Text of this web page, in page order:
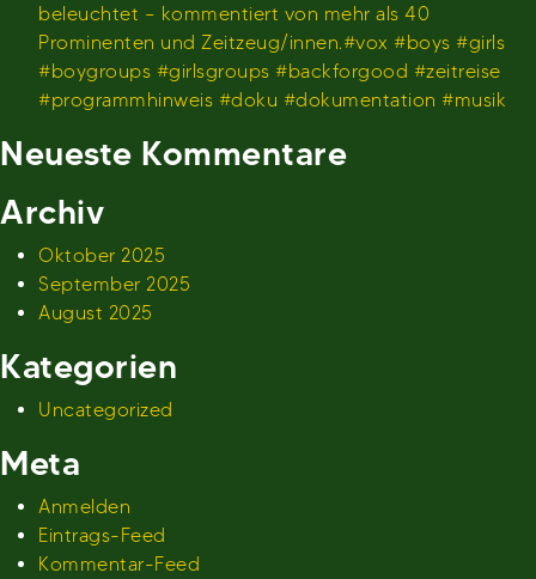
beleuchtet – kommentiert von mehr als 40
Prominenten und Zeitzeug/innen.#vox #boys #girls
#boygroups #girlsgroups #backforgood #zeitreise
#programmhinweis #doku #dokumentation #musik
Neueste Kommentare
Archiv
Oktober 2025
September 2025
August 2025
Kategorien
Uncategorized
Meta
Anmelden
Eintrags-Feed
Kommentar-Feed